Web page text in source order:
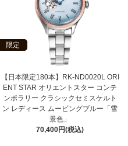
限定
【日本限定180本】RK-ND0020L ORI
ENT STAR オリエントスター コンテ
ンポラリー クラシックセミスケルト
ン レディース ムービングブルー「雪
景色」
70,400円(税込)